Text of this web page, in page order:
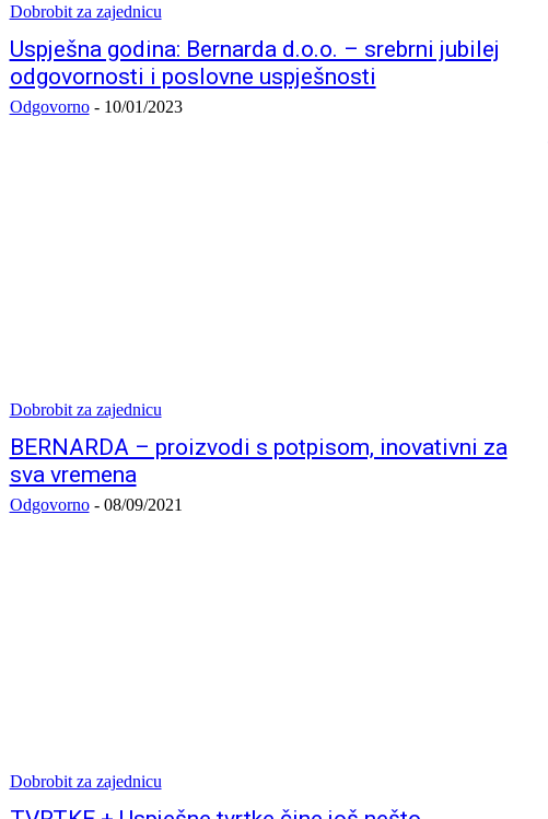
Dobrobit za zajednicu
Uspješna godina: Bernarda d.o.o. – srebrni jubilej
odgovornosti i poslovne uspješnosti
Odgovorno - 10/01/2023
Dobrobit za zajednicu
BERNARDA – proizvodi s potpisom, inovativni za
sva vremena
Odgovorno - 08/09/2021
Dobrobit za zajednicu